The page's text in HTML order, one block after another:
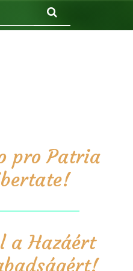
pro Patria
a Hazáért